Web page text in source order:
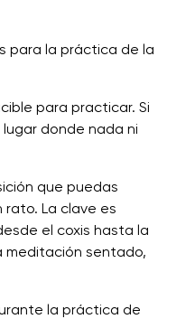
para la práctica de la
para practicar. Si
donde nada ni
que puedas
La clave es
el coxis hasta la
meditación sentado,
la práctica de